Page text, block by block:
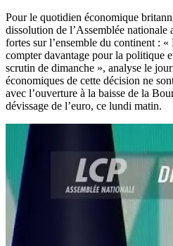
Pour le quotidien économique
dissolution de l’Assemblée nationale
fortes sur l’ensemble du continent :
compter davantage pour la politique
scrutin de dimanche », analyse le
économiques de cette décision ne
avec l’ouverture à la baisse de la
dévissage de l’euro, ce lundi matin.